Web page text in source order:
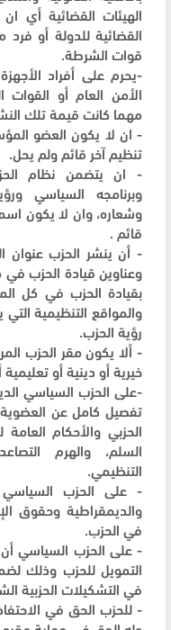
الهيئات القضائية
القضائية للدولة أو فرد
قوات الشرطة.
-يحرم على أفراد
الأمن العام أو
مهما كانت قيمة تلك
- ان لا يكون العضو
تنظيم آخر قائم ولم يحل.
- ان يتضمن نظام
وبرنامجه السياسي
وشعاره، وان لا يكون
قائم .
- أن ينشر الحزب عنوان
وعناوين قيادة الحزب
بقيادة الحزب في كل
والمواقع التنظيمية
رؤية الحزب.
- ألا يكون مقر الحزب
خيرية أو دينية أو
-على الحزب السياسي
تفصيل كامل عن العضوية
الحزبي والأحكام
السلم، والهرم
التنظيمي.
- على الحزب السياسي
والديمقراطية وحقوق
في الحزب.
- على الحزب السياسي أن
التمويل للحزب وذلك
في التشكيلات الحزبية
- للحزب الحق في